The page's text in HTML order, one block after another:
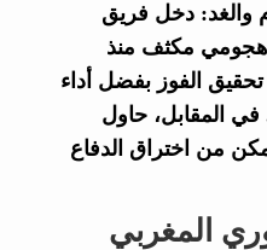
والغد: دخل فريق
هجومي مكثف منذ
تحقيق الفوز بفضل أداء
في المقابل، حاول
من اختراق الدفاع
المغربي